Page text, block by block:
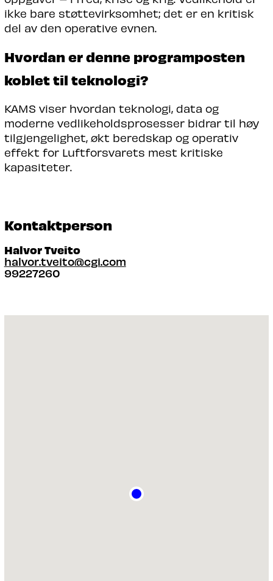
ikke bare støttevirksomhet; det er en kritisk
del av den operative evnen.
Hvordan er denne programposten
koblet til teknologi?
KAMS viser hvordan teknologi, data og
moderne vedlikeholdsprosesser bidrar til høy
tilgjengelighet, økt beredskap og operativ
effekt for Luftforsvarets mest kritiske
kapasiteter.
Kontaktperson
Halvor Tveito
halvor.tveito@cgi.com
99227260